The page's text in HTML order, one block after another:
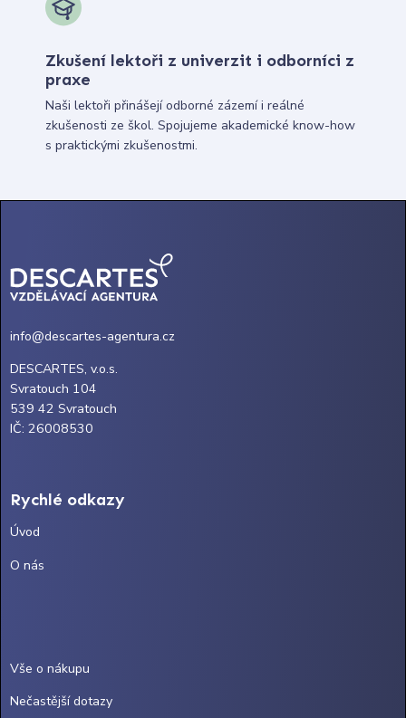
Zkušení lektoři z univerzit i odborníci z
praxe
Naši lektoři přinášejí odborné zázemí i reálné
zkušenosti ze škol. Spojujeme akademické know-how
s praktickými zkušenostmi.
info@descartes-agentura.cz
DESCARTES, v.o.s.
Svratouch 104
539 42 Svratouch
IČ: 26008530
Rychlé odkazy
Úvod
O nás
Vše o nákupu
Nečastější dotazy